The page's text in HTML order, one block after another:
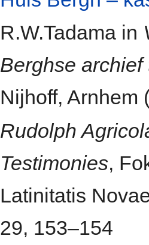
R.W.Tadama in
Berghse
Nijhoff, Arnhem
Rudolph
Testimonies,
Latinitatis
29, 153–154